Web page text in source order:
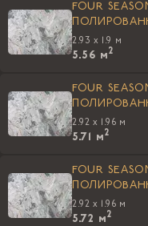
FOUR
2.93 x 1.9 м
5.56 м2
FOUR
2.92 x 1.96 м
5.71 м2
FOUR
2.92 x 1.96 м
5.72 м2